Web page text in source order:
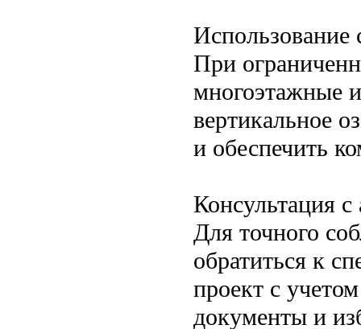
При
многоэтажные
вертикальное
и обеспечить
Консультация
Для точного
обратиться к
проект с
документы и